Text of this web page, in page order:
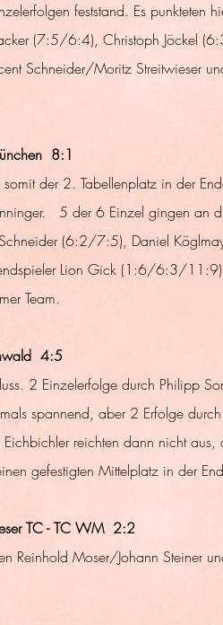
feststand. Es
(7:5/6:4), Christoph Jöckel
Schneider/Moritz Streitwieser
8:1
der 2. Tabellenplatz in der
5 der 6 Einzel gingen an
(6:2/7:5), Daniel
Lion Gick (1:6/6:3/
Team.
4:5
2 Einzelerfolge durch Philipp
spannend, aber 2 Erfolge
reichten dann nicht
gefestigten Mittelplatz in der
TC - TC WM  2:2
Reinhold Moser/Johann Steiner